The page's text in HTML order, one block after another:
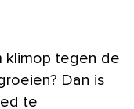
klimop tegen de
Dan is
te